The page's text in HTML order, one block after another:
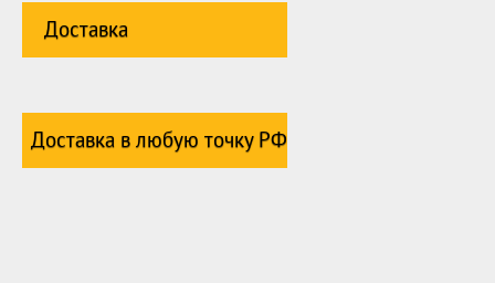
Доставка
Доставка в любую точку РФ